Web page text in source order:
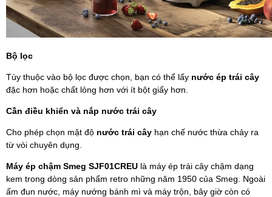
Bộ lọc
Tùy thuộc vào bộ lọc được chọn, bạn có thể lấy nước ép trái cây
đặc hơn hoặc chất lỏng hơn với ít bột giấy hơn.
Cần điều khiển và nắp nước trái cây
Cho phép chọn mật độ nước trái cây hạn chế nước thừa chảy ra
từ vòi chuyên dụng.
Máy ép chậm Smeg SJF01CREU là máy ép trái cây chậm dạng
kem trong dòng sản phẩm retro những năm 1950 của Smeg. Ngoài
ấm đun nước, máy nướng bánh mì và máy trộn, bây giờ còn có